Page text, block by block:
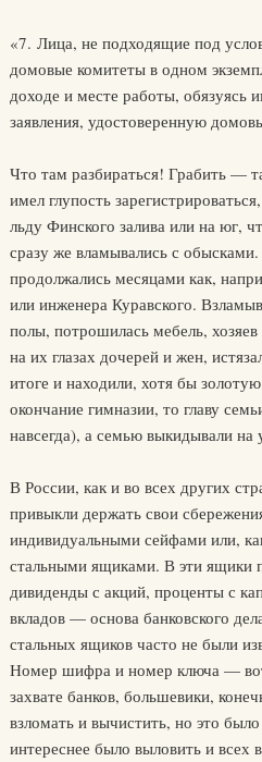
«7. Лица, не подходящие под
домовые комитеты в одном
доходе и месте работы, обязуясь
заявления, удостоверенную
Что там разбираться! Грабить —
имел глупость
льду Финского залива или на юг,
сразу же вламывались с
продолжались месяцами как,
или инженера Куравского.
полы, потрошилась мебель,
на их глазах дочерей и жен,
итоге и находили, хотя бы
окончание гимназии, то главу
навсегда), а семью выкидывали
В России, как и во всех других
привыкли держать свои
индивидуальными сейфами или,
стальными ящиками. В эти ящики
дивиденды с акций, проценты с
вкладов — основа банковского
стальных ящиков часто не были
Номер шифра и номер ключа —
захвате банков, большевики,
взломать и вычистить, но это
интереснее было выловить и всех